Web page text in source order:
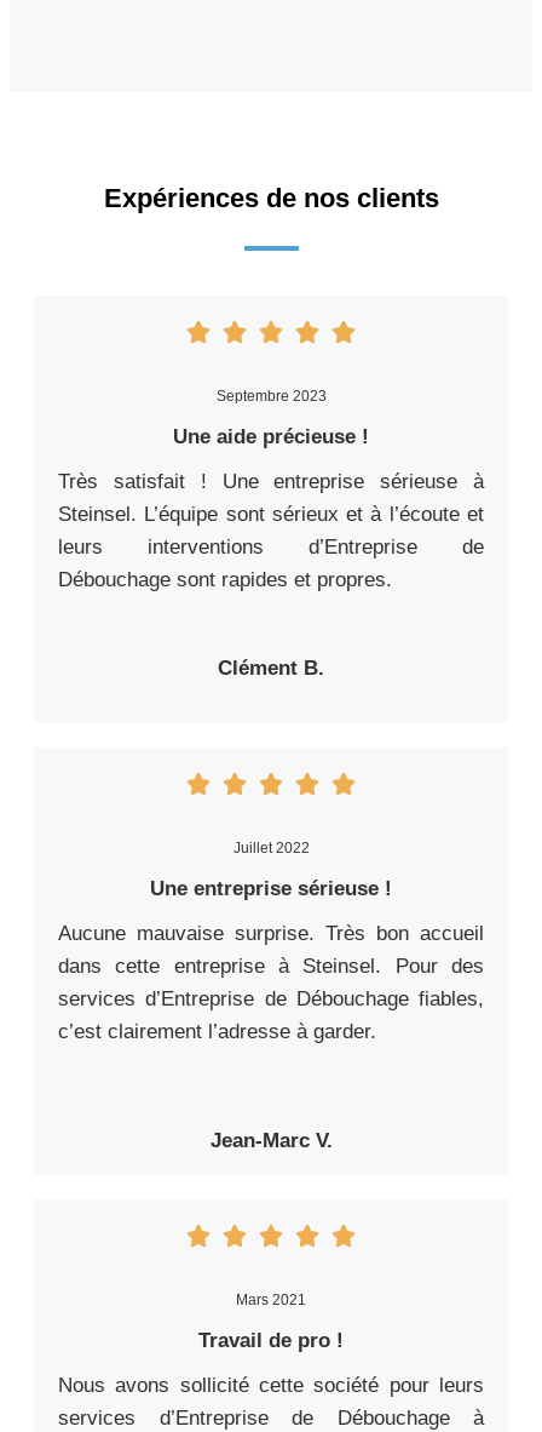
Expériences de nos clients
Septembre 2023
Une aide précieuse !
Très satisfait ! Une entreprise sérieuse à
Steinsel. L’équipe sont sérieux et à l’écoute et
leurs interventions d’Entreprise de
Débouchage sont rapides et propres.
Clément B.
Juillet 2022
Une entreprise sérieuse !
Aucune mauvaise surprise. Très bon accueil
dans cette entreprise à Steinsel. Pour des
services d’Entreprise de Débouchage fiables,
c’est clairement l’adresse à garder.
Jean-Marc V.
Mars 2021
Travail de pro !
Nous avons sollicité cette société pour leurs
services d’Entreprise de Débouchage à